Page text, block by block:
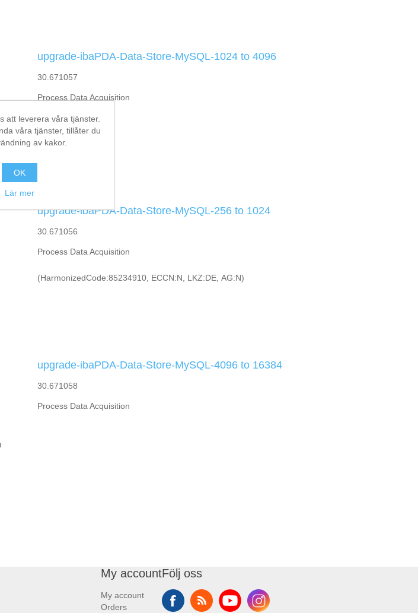
upgrade-ibaPDA-Data-Store-MySQL-1024 to 4096
30.671057
Process Data Acquisition
upgrade-ibaPDA-Data-Store-MySQL-256 to 1024
30.671056
Process Data Acquisition
(HarmonizedCode:85234910, ECCN:N, LKZ:DE, AG:N)
upgrade-ibaPDA-Data-Store-MySQL-4096 to 16384
30.671058
Process Data Acquisition
My account
My account
Orders
Följ oss
att leverera våra tjänster.
våra tjänster, tillåter du
av kakor.
OK
Lär mer